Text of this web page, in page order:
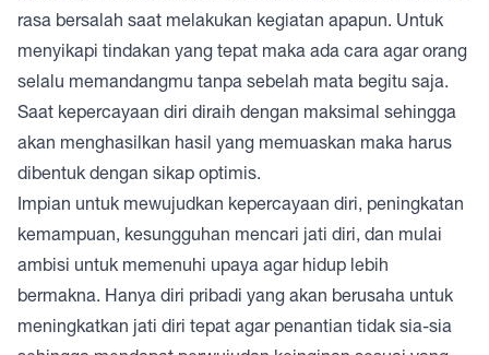
rasa bersalah saat melakukan kegiatan apapun. Untuk
menyikapi tindakan yang tepat maka ada cara agar orang
selalu memandangmu tanpa sebelah mata begitu saja.
Saat kepercayaan diri diraih dengan maksimal sehingga
akan menghasilkan hasil yang memuaskan maka harus
dibentuk dengan sikap optimis.
Impian untuk mewujudkan kepercayaan diri, peningkatan
kemampuan, kesungguhan mencari jati diri, dan mulai
ambisi untuk memenuhi upaya agar hidup lebih
bermakna. Hanya diri pribadi yang akan berusaha untuk
meningkatkan jati diri tepat agar penantian tidak sia-sia